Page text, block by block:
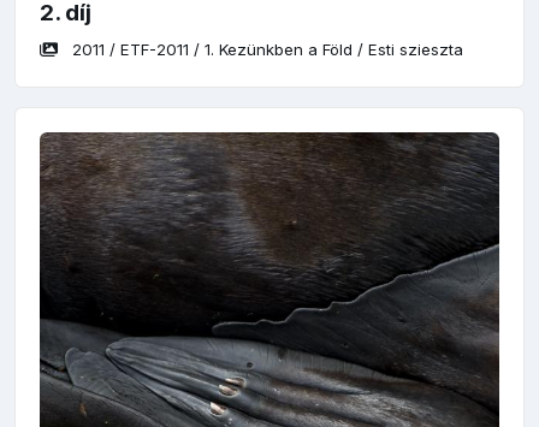
2. díj
2011 / ETF-2011 / 1. Kezünkben a Föld / Esti szieszta